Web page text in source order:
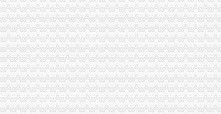
变更人后海关报关注册登记证书要办理变更需要哪些资料？_已解决-
海关进出口货物报关登记证(英文翻译模板)_Sunny_新浪博客
进出口企业登记证全称是什么；它和海关报关登记证是一回事吗？_阿
海关注册登记证书年检_政务咨询_浙江电子口岸
北京海关：进出口货物收发货人报关注册登记证证书过期
报关企业应自“中华共和国海关报关企业报关注册登记证书”届
拱北海关：关于报关注册登记证书换证问题-报关员网-吧
海关进出口货物收发货人报关注册登记证书-公司动态-北京东方圣隆达
《海关进出口货物收发货人报关注册登记证书》有效期有多久？-通关
海关登记证书到期-会计之家-PoweredbyDiscuz!
报关登记证过期海关加急服务_报关报检_中国贸易金融网